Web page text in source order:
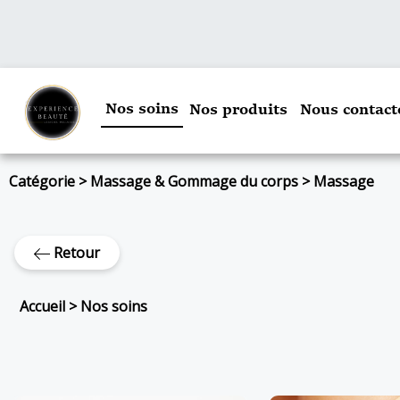
Nos soins Nos produits Nous
Catégorie >Massage & Gommage du corps >Massage
Retour
Accueil >Nos soins